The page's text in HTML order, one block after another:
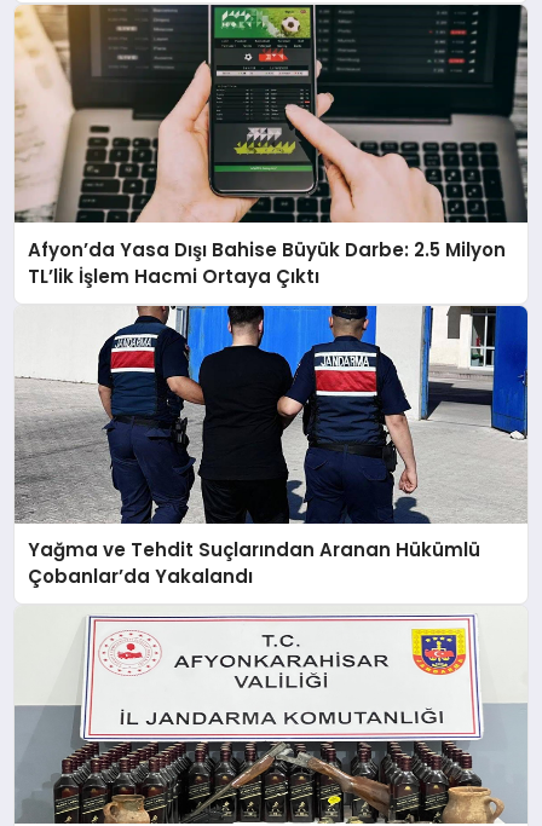
Afyon’da Yasa Dışı Bahise Büyük Darbe: 2.5 Milyon
TL’lik İşlem Hacmi Ortaya Çıktı
Yağma ve Tehdit Suçlarından Aranan Hükümlü
Çobanlar’da Yakalandı